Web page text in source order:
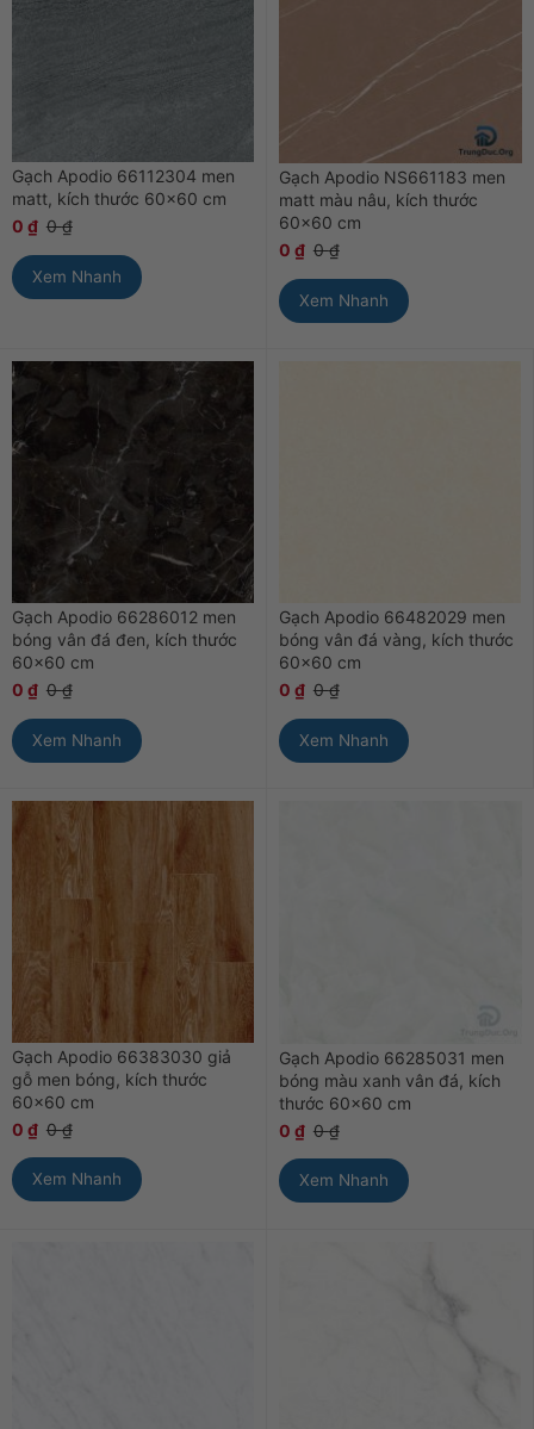
Gạch Apodio 66112304 men
matt, kích thước 60×60 cm
0 ₫ 0₫
Xem Nhanh
Gạch Apodio NS661183 men
matt màu nâu, kích thước
60×60 cm
0 ₫ 0₫
Xem Nhanh
Gạch Apodio 66286012 men
bóng vân đá đen, kích thước
60×60 cm
0 ₫ 0₫
Xem Nhanh
Gạch Apodio 66482029 men
bóng vân đá vàng, kích thước
60×60 cm
0 ₫ 0₫
Xem Nhanh
Gạch Apodio 66383030 giả
gỗ men bóng, kích thước
60×60 cm
0 ₫ 0₫
Xem Nhanh
Gạch Apodio 66285031 men
bóng màu xanh vân đá, kích
thước 60×60 cm
0 ₫ 0₫
Xem Nhanh